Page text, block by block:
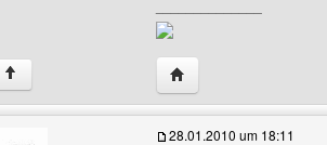
↑ Website dieses
28.01.2010 um 18:11